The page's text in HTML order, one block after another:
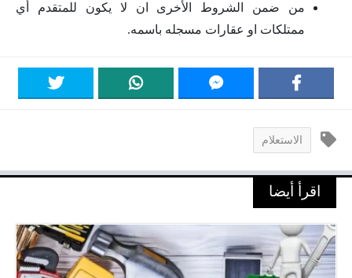
من ضمن الشروط الأخرى ان لا يكون للمتقدم أي
ممتلكات او عقارات مسجله باسمه.
الاستعلام
اقرأ أيضا